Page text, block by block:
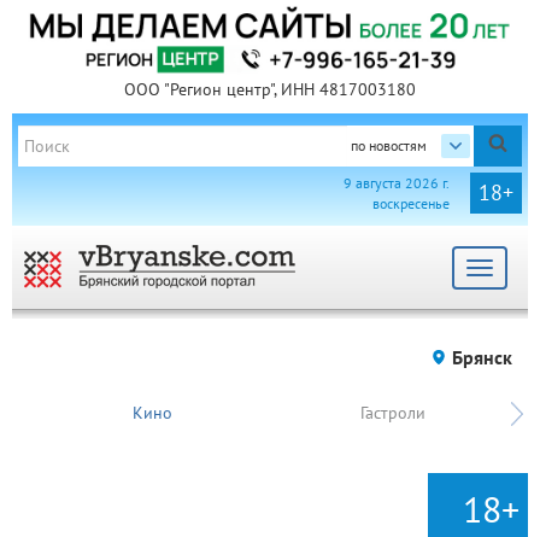
ООО "Регион центр", ИНН 4817003180
по новостям
18+
9 августа 2026 г.
воскресенье
Toggle
Брянск
Кино Гастроли
18+